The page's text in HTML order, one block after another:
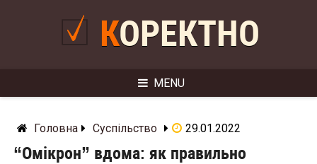
КОРЕКТНО
MENU
Головна Суспільство 29.01.2022
“Омікрон” вдома: як правильно